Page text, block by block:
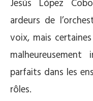
Jesús López
ardeurs de
voix, mais
parfaits dans les
rôles.